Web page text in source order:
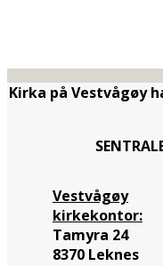
Kirka på Vestvågøy
Vestvågøy
kirkekontor:
Tamyra 24
8370 Leknes